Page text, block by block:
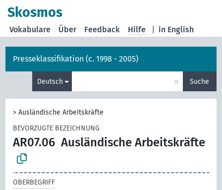
Skosmos
in English
Vokabulare Über Feedback Hilfe
Presseklassifikation (c. 1998 - 2005)
Deutsch × Suche
>Ausländische Arbeitskräfte
BEVORZUGTE BEZEICHNUNG
AR07.06 Ausländische Arbeitskräfte
OBERBEGRIFF